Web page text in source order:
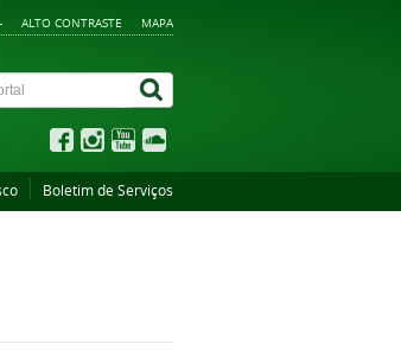
ALTO CONTRASTE MAPA
Boletim de Serviços